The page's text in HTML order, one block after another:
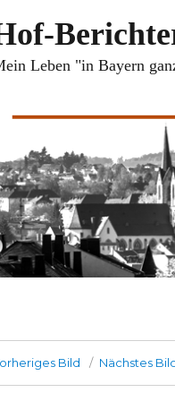
Leben "in Bayern
Bild Nächstes